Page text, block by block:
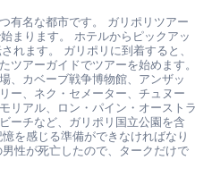
有名な都市です。 ガリポリツアー
まります。 ホテルからピックアッ
れます。 ガリポリに到着すると、
ツアーガイドでツアーを始めます。
、カベーブ戦争博物館、アンザッ
ー、ネク・セメーター、チュヌー
リアル、ロン・パイン・オーストラ
ーチなど、ガリポリ国立公園を含
を感じる準備ができなければなり
性が死亡したので、タークだけで